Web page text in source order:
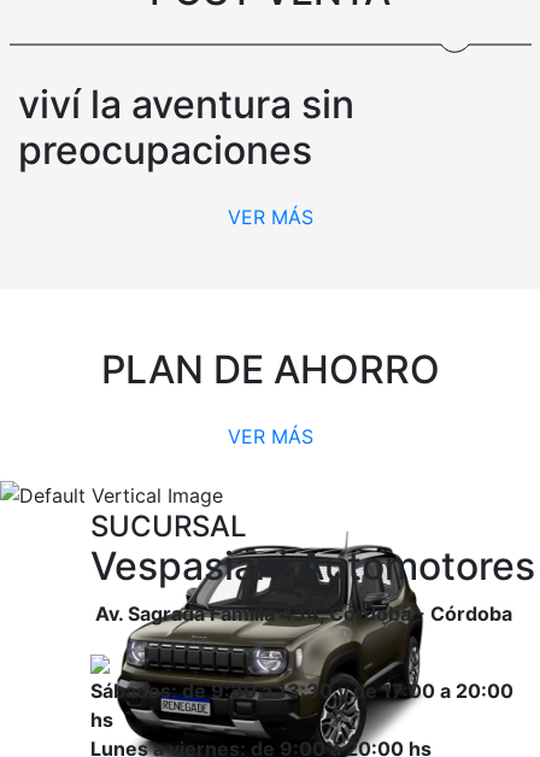
viví la aventura sin
preocupaciones
VER MÁS
PLAN DE AHORRO
VER MÁS
SUCURSAL
Vespasiani Automotores
Av. Sagrada Familia 434, Córdoba - Córdoba
Sábados: de 9:30 a 13:30 y de 17:00 a 20:00
hs
Lunes a viernes: de 9:00 a 20:00 hs